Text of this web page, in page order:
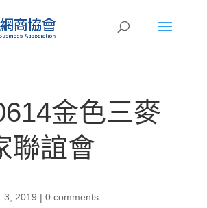
金色三麥
聯誼會
3, 2019 | 0 comments